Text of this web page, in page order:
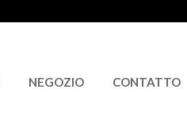
NEGOZIO CONTATTO